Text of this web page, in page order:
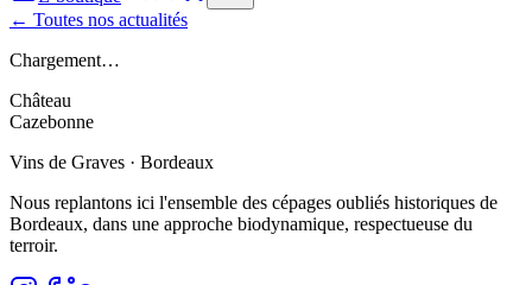
← Toutes nos actualités
Chargement…
Château
Cazebonne
Vins de Graves · Bordeaux
Nous replantons ici l'ensemble des cépages oubliés historiques de
Bordeaux, dans une approche biodynamique, respectueuse du
terroir.